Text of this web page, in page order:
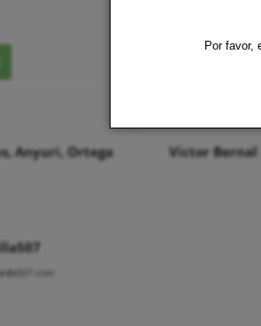
Por favor,
Anyuri, Ortega
Victor Bernal